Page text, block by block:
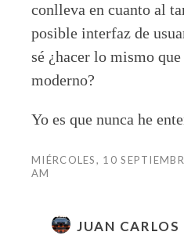
conlleva en cuanto al
posible interfaz de
sé ¿hacer lo mismo
moderno?
Yo es que nunca he
MIÉRCOLES, 10
AM
JUAN CARLOS